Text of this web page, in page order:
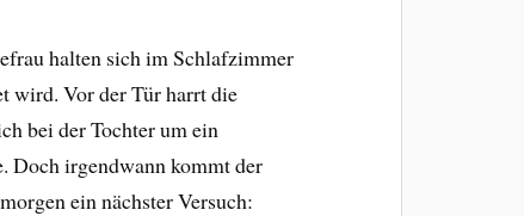
halten sich im Schlafzimmer
wird. Vor der Tür harrt die
bei der Tochter um ein
Doch irgendwann kommt der
ein nächster Versuch: